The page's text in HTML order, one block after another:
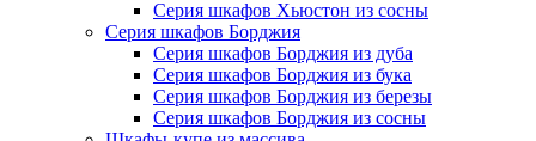
Серия шкафов Хьюстон из сосны
Серия шкафов Борджия
Серия шкафов Борджия из дуба
Серия шкафов Борджия из бука
Серия шкафов Борджия из березы
Серия шкафов Борджия из сосны